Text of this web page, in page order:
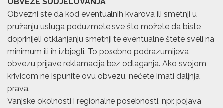
Obvezni ste da kod eventualnih kvarova ili smetnji u
pružanju usluga poduzmete sve što možete da biste
doprinijeli otklanjanju smetnji te eventualne štete sveli na
minimum ili ih izbjegli. To posebno podrazumijeva
obvezu prijave reklamacija bez odlaganja. Ako svojom
krivicom ne ispunite ovu obvezu, nećete imati daljnja
prava.
Vanjske okolnosti i regionalne posebnosti, npr. pojava